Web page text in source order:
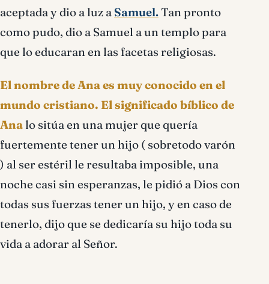
aceptada y dio a luz a Samuel.Tan pronto
como pudo, dio a Samuel a un templo para
que lo educaran en las facetas religiosas.
El nombre de Ana es muy conocido en el
mundo cristiano. El significado bíblico de
Ana lo sitúa en una mujer que quería
fuertemente tener un hijo ( sobretodo varón
) al ser estéril le resultaba imposible, una
noche casi sin esperanzas, le pidió a Dios con
todas sus fuerzas tener un hijo, y en caso de
tenerlo, dijo que se dedicaría su hijo toda su
vida a adorar al Señor.